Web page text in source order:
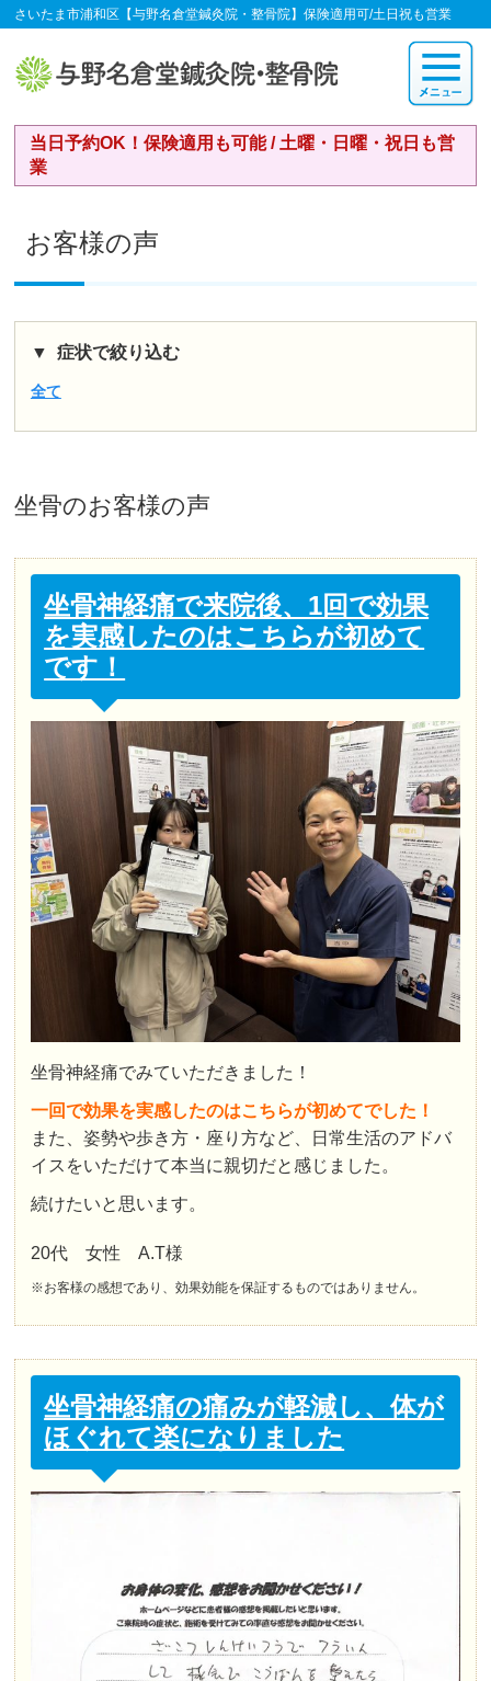
さいたま市浦和区【与野名倉堂鍼灸院・整骨院】保険適用可/土日祝も営業
当日予約OK！保険適用も可能 / 土曜・日曜・祝日も営
業
お客様の声
症状で絞り込む
全て
坐骨のお客様の声
坐骨神経痛で来院後、1回で効果
を実感したのはこちらが初めて
です！
坐骨神経痛でみていただきました！
一回で効果を実感したのはこちらが初めてでした！
また、姿勢や歩き方・座り方など、日常生活のアドバ
イスをいただけて本当に親切だと感じました。
続けたいと思います。
20代 女性 A.T様
※お客様の感想であり、効果効能を保証するものではありません。
坐骨神経痛の痛みが軽減し、体が
ほぐれて楽になりました